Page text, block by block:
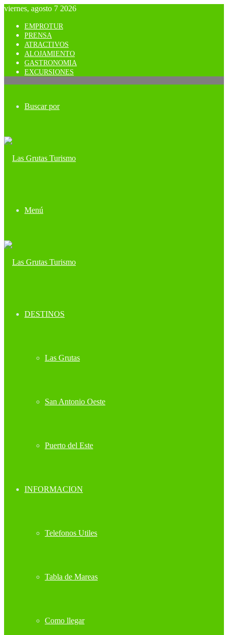
viernes, agosto 7 2026
EMPROTUR
PRENSA
ATRACTIVOS
ALOJAMIENTO
GASTRONOMIA
EXCURSIONES
Buscar por
Menú
DESTINOS
Las Grutas
San Antonio Oeste
Puerto del Este
INFORMACION
Telefonos Utiles
Tabla de Mareas
Como llegar